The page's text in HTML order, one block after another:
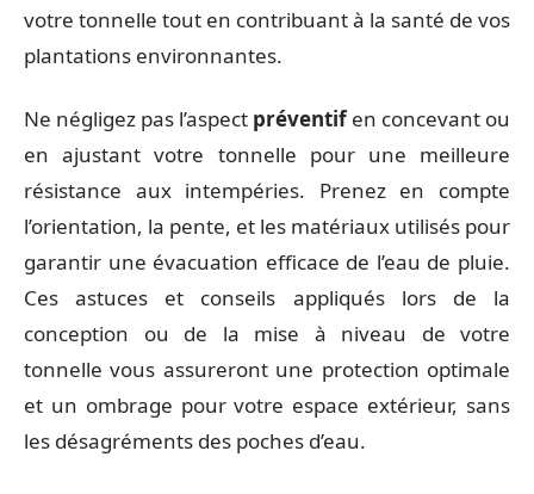
votre tonnelle tout en contribuant à la santé de vos
plantations environnantes.
Ne négligez pas l’aspect préventifen concevant ou
en ajustant votre tonnelle pour une meilleure
résistance aux intempéries. Prenez en compte
l’orientation, la pente, et les matériaux utilisés pour
garantir une évacuation efficace de l’eau de pluie.
Ces astuces et conseils appliqués lors de la
conception ou de la mise à niveau de votre
tonnelle vous assureront une protection optimale
et un ombrage pour votre espace extérieur, sans
les désagréments des poches d’eau.